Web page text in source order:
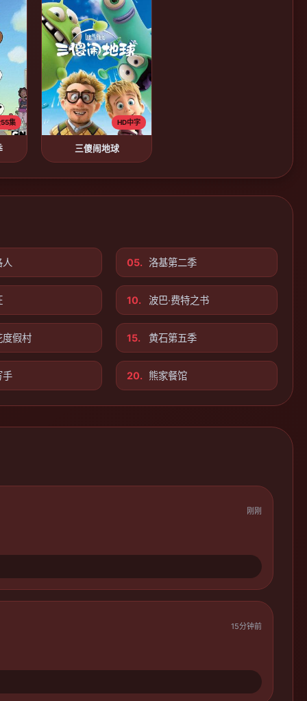
集 HD中字
三傻闹地球
05. 洛基第二季
10. 波巴·费特之书
假村 15. 黄石第五季
手 20. 熊家餐馆
刚刚
15分钟前